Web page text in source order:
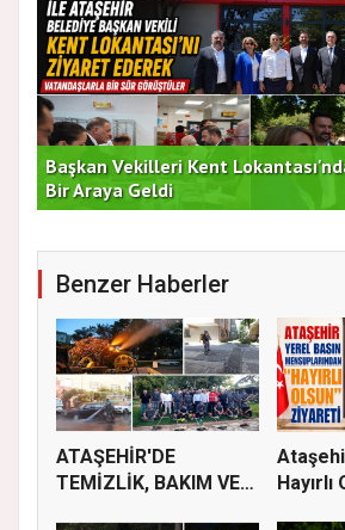
Başkan Vekilleri Kent
Bir Araya Geldi
Benzer Haberler
ATAŞEHİR'DE
TEMİZLİK, BAKIM VE